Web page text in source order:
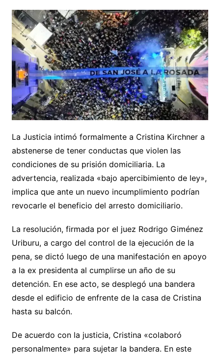
La Justicia intimó formalmente a Cristina Kirchner a
abstenerse de tener conductas que violen las
condiciones de su prisión domiciliaria. La
advertencia, realizada «bajo apercibimiento de ley»,
implica que ante un nuevo incumplimiento podrían
revocarle el beneficio del arresto domiciliario.
La resolución, firmada por el juez Rodrigo Giménez
Uriburu, a cargo del control de la ejecución de la
pena, se dictó luego de una manifestación en apoyo
a la ex presidenta al cumplirse un año de su
detención. En ese acto, se desplegó una bandera
desde el edificio de enfrente de la casa de Cristina
hasta su balcón.
De acuerdo con la justicia, Cristina «colaboró
personalmente» para sujetar la bandera. En este